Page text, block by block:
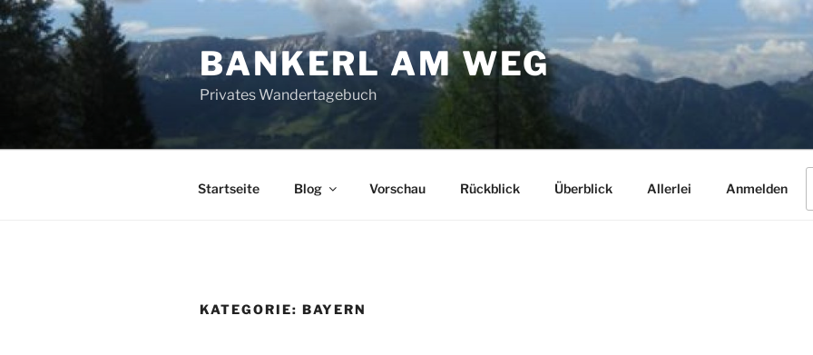
Zum
Inhalt
springen
BANKERL AM WEG
Privates Wandertagebuch
Startseite Blog Vorschau Rückblick Überblick Allerlei Anmelden
KATEGORIE: BAYERN